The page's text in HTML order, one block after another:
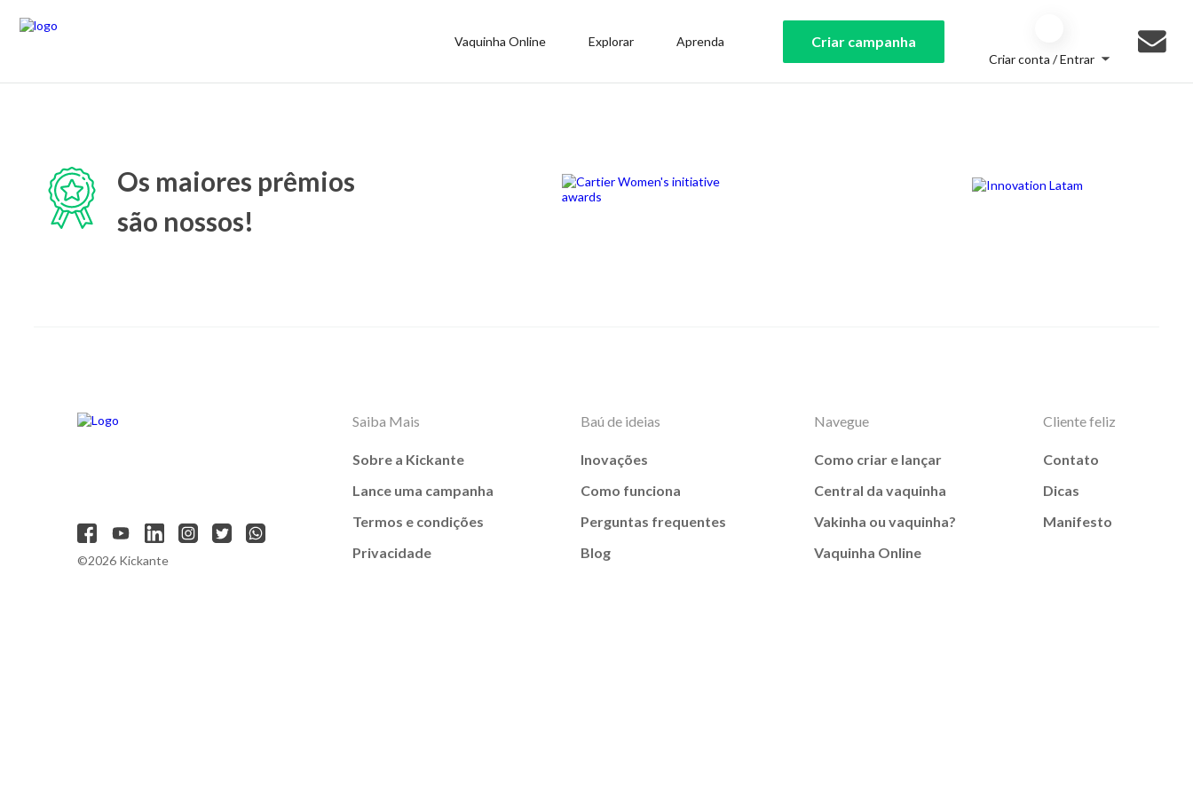
Vaquinha Online Explorar Aprenda Criar campanha
Criar conta / Entrar
Os maiores prêmios
são nossos!
©2026 Kickante
Saiba Mais
Sobre a Kickante
Lance uma campanha
Termos e condições
Privacidade
Baú de ideias
Inovações
Como funciona
Perguntas frequentes
Blog
Navegue
Como criar e lançar
Central da vaquinha
Vakinha ou vaquinha?
Vaquinha Online
Cliente feliz
Contato
Dicas
Manifesto